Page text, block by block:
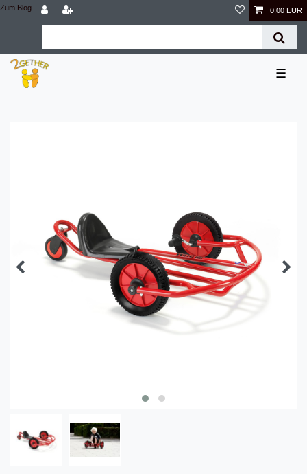
Zum Blog 0,00 EUR
☰